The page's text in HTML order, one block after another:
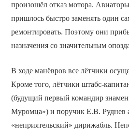
произошёл отказ мотора.
пришлось быстро заменять один
ремонтировать. Поэтому они
назначения со значительным
В ходе манёвров все лётчики
Кроме того, лётчики штабс-
(будущий первый командир
Муромца») и поручик Е.В. Руднев
«неприятельский» дирижабль.